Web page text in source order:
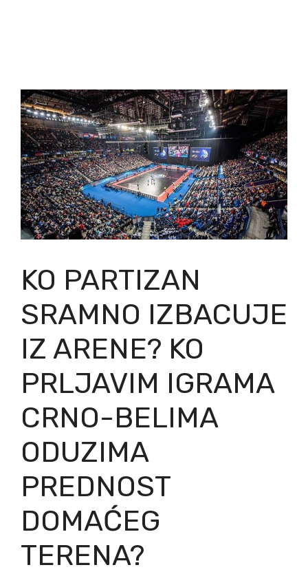
KO PARTIZAN
SRAMNO IZBACUJE
IZ ARENE? KO
PRLJAVIM IGRAMA
CRNO-BELIMA
ODUZIMA
PREDNOST
DOMAĆEG
TERENA?